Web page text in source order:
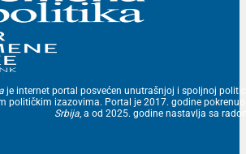
je internet portal posvećen unutrašnjoj i spoljnoj
političkim izazovima. Portal je 2017. godine
Srbija, a od 2025. godine nastavlja sa